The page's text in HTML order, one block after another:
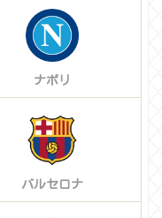
ナポリ
バルセロナ